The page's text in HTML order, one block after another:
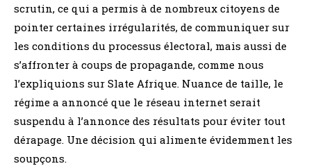
scrutin, ce qui a permis à de nombreux citoyens de
pointer certaines irrégularités, de communiquer sur
les conditions du processus électoral, mais aussi de
s’affronter à coups de propagande, comme nous
l’expliquions sur Slate Afrique. Nuance de taille, le
régime a annoncé que le réseau internet serait
suspendu à l’annonce des résultats pour éviter tout
dérapage. Une décision qui alimente évidemment les
soupçons.